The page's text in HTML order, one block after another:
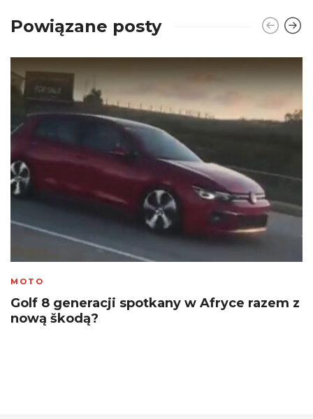
Powiązane posty
MOTO
Golf 8 generacji spotkany w Afryce razem z
nową škodą?